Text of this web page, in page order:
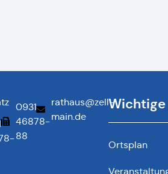
0931
46878-
88
rathaus@zell-
main.de
Wichtige
Ortsplan